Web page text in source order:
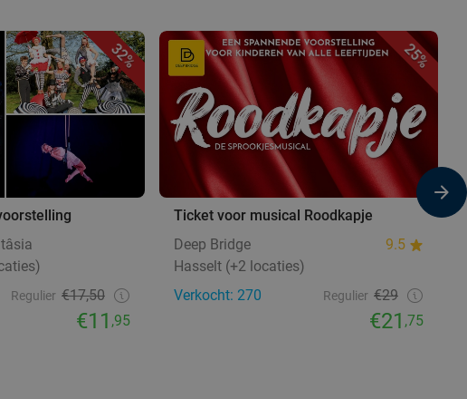
32%
Regulier €17,50
€11 ,95
25%
Ticket voor musical Roodkapje
Deep Bridge
9.5
Hasselt (+2 locaties)
Verkocht: 270
Regulier €29
€21 ,75